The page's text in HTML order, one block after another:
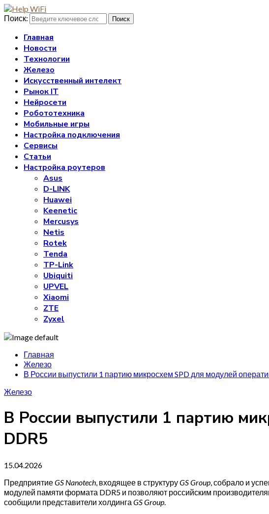
Поиск: Поиск
Главная
Новости
Технологии
Железо
Искусственный интелект
Рынок IT
Нейросети
Робототехника
Мобильные игры
Настройка подключения
Сервисы
Статьи
Настройка роутеров
Asus
D-LINK
Huawei
Keenetic
Mercusys
Netis
Rotek
Tenda
TP-Link
Ubiquiti
UPVEL
Xiaomi
ZTE
Zyxel
Главная
Железо
В России выпустили 1 партию микросхем SPD для модулей
Железо
В России выпустили 1 партию
DDR5
15.04.2026
ПредприятиеGS Nanotech, входящее в структуруGS Group, собрало и
модулей памяти формата DDR5 и позволяют российским
сообщили представители холдинга GS Group.